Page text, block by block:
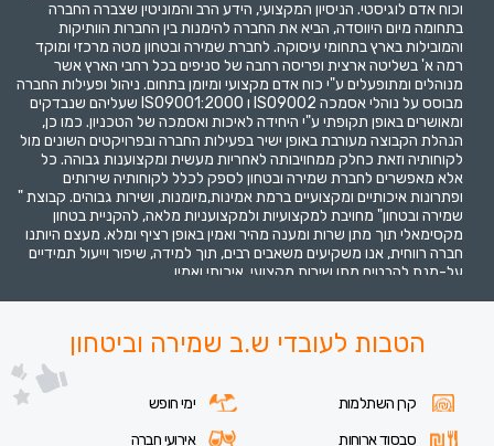
וכוח אדם לוגיסטי. הניסיון המקצועי, הידע הרב והמוניטין שצברה החברה
בתחומה מיום היווסדה, הביא את החברה להימנות בין החברות הוותיקות
והמובילות בארץ בתחומי עיסוקה. לחברת שמירה ובטחון מטה מרכזי ומוקד
רמה א' בשליטה ארצית ופריסה רחבה של סניפים בכל רחבי הארץ אשר
מנוהלים ומתופעלים ע"י כוח אדם מקצועי ומיומן בתחום. ניהול ופעילות החברה
מבוסס על נוהלי אסמכה ISO9002 ו ISO9001:2000 שעליהם שנבדקים
ומאושרים באופן תקופתי ע"י היחידה לאיכות ואסמכה של הטכניון. כמו כן,
הנהלת הקבוצה מעורבת באופן ישיר בפעילות החברה ובפרויקטים השונים מול
לקוחותיה וזאת כחלק ממחויבותה לאחריות מעשית ומקצוענות גבוהה. כל
אלא מאפשרים לחברת שמירה ובטחון לספק לכלל לקוחותיה שירותים
ופתרונות איכותיים ומקצועיים ברמת אמינות,מיומנות, ושירות גבוהים. קבוצת "
שמירה ובטחון" מחויבת למקצועיות ולמקצועניות מלאה, להקניית בטחון
מקסימאלי תוך מתן שרות ומענה מהיר ואמין באופן רציף ומלא. מעצם היותנו
חברה רווחית, אנו משקיעים משאבים רבים, תוך למידה, שיפור וייעול תמידיים
על-מנת להבטיח מתן שירות מקצועי, איכותי ואמין
הטבות לעובדי ש.ב שמירה וביטחון
קרן השתלמות
ימי חופש
סבסוד ארוחות
אירועי חברה